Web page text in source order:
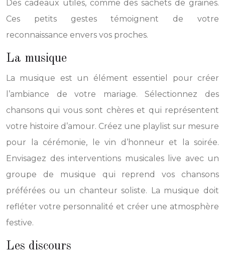
Des cadeaux utiles, comme des sachets de graines.
Ces petits gestes témoignent de votre
reconnaissance envers vos proches.
La musique
La musique est un élément essentiel pour créer
l’ambiance de votre mariage. Sélectionnez des
chansons qui vous sont chères et qui représentent
votre histoire d’amour. Créez une playlist sur mesure
pour la cérémonie, le vin d’honneur et la soirée.
Envisagez des interventions musicales live avec un
groupe de musique qui reprend vos chansons
préférées ou un chanteur soliste. La musique doit
refléter votre personnalité et créer une atmosphère
festive.
Les discours